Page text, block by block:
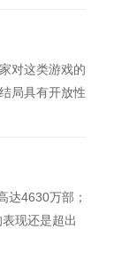
对这类游戏的
局具有开放性
达4630万部；
现还是超出